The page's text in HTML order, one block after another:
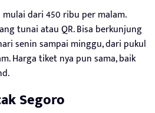
dari 450 ribu per malam.
tunai atau QR. Bisa berkunjung
senin sampai minggu, dari pukul
Harga tiket nya pun sama, baik
Segoro